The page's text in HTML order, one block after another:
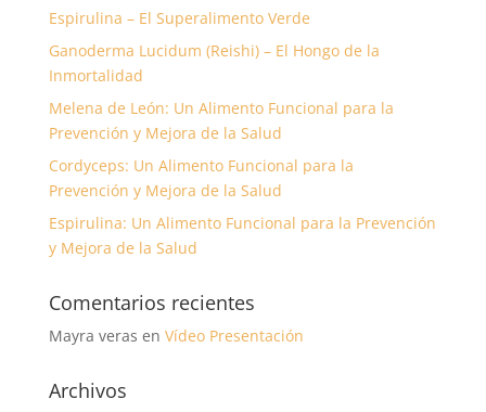
Espirulina – El Superalimento Verde
Ganoderma Lucidum (Reishi) – El Hongo de la
Inmortalidad
Melena de León: Un Alimento Funcional para la
Prevención y Mejora de la Salud
Cordyceps: Un Alimento Funcional para la
Prevención y Mejora de la Salud
Espirulina: Un Alimento Funcional para la Prevención
y Mejora de la Salud
Comentarios recientes
Mayra veras en Vídeo Presentación
Archivos